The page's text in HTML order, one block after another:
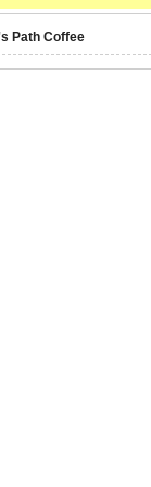
Path Coffee